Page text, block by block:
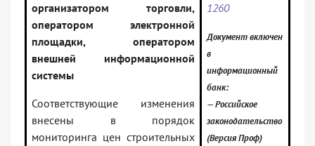
организатором торговли,
оператором электронной
площадки, оператором
внешней информационной
системы
Соответствующие изменения
внесены в порядок
мониторинга цен строительных
1260
Документ включен
в
информационный
банк:
— Российское
законодательство
(Версия Проф)